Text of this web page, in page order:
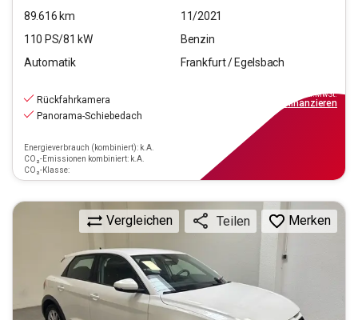
89.616 km
11/2021
110 PS/81 kW
Benzin
Automatik
Frankfurt / Egelsbach
Rückfahrkamera
Panorama-Schiebedach
Energieverbrauch (kombiniert): k.A.
CO₂-Emissionen kombiniert: k.A.
CO₂-Klasse:
inkl.MwSt.
finanzieren
Vergleichen Teilen Merken